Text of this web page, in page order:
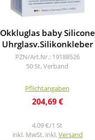
Okkluglas baby Silicone
Uhrglasv.Silikonkleber
PZN/Art.Nr.: 19188526
50 St, Verband
Pflichtangaben
204,69 €
4,09 €/1 St
inkl. MwSt. inkl.Versand